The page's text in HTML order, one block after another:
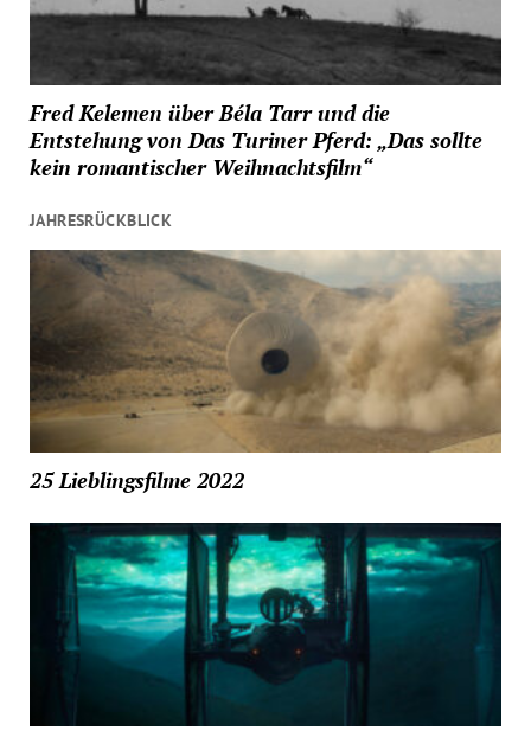
Fred Kelemen über Béla Tarr und die
Entstehung von Das Turiner Pferd: „Das sollte
kein romantischer Weihnachtsfilm“
JAHRESRÜCKBLICK
25 Lieblingsfilme 2022